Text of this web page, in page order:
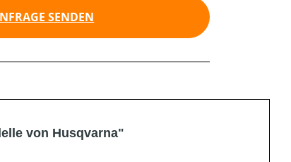
SENDEN
von Husqvarna"